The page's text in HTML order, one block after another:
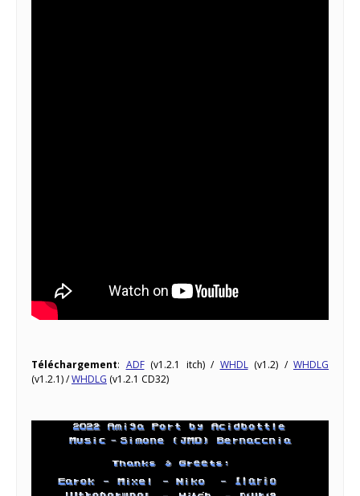
Téléchargement: ADF(v1.2.1 itch) / WHDL(v1.2) / WHDLG
(v1.2.1) /WHDLG (v1.2.1 CD32)